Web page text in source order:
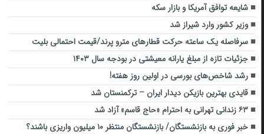
شایعه توافق آمریکا و بازار سکه
وزیر کشور وارد شیراز شد
سرفاصله یک ساعته حرکت قطارهای مترو پرند/قیمت احتمالی بلیت
جزئیات تازه از مبلغ یارانه معیشتی در بودجه سال ۱۴۰۳
رشد شاخص‌های بورسی در اولین روز هفته!
قایدی بهترین بازیکن دیدار ایران – ترکمنستان شد
۶۳ زندانی تهرانی به احترام «حاج قاسم» آزاد شد
خبر فوری به بازنشستگان/ بازنشستگان منتظر ۱۰ میلیون واریزی باشند؟